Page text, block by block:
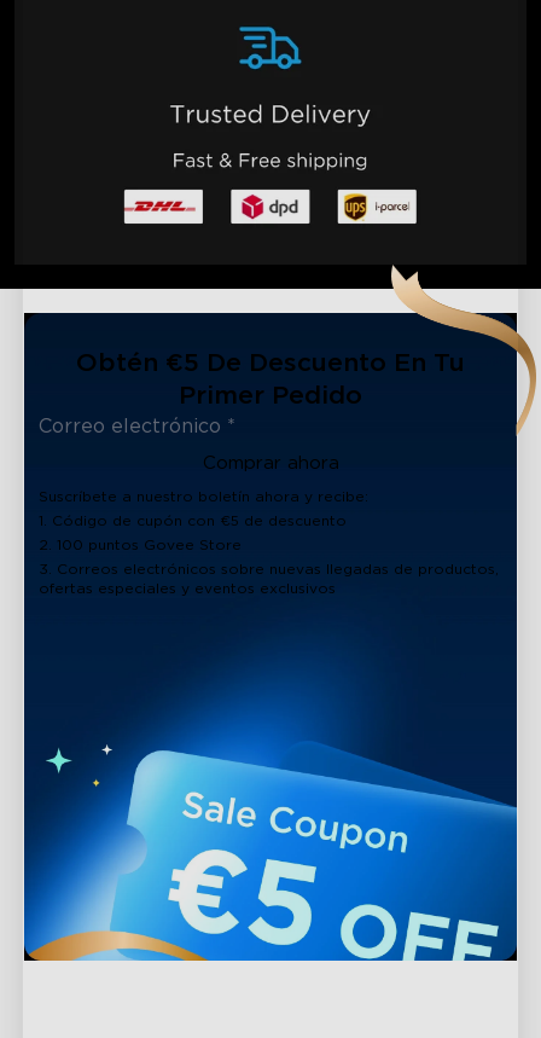
Obtén €5 De Descuento En Tu
Primer Pedido
Comprar ahora
Suscríbete a nuestro boletín ahora y recibe:
1. Código de cupón con €5 de descuento
2. 100 puntos Govee Store
3. Correos electrónicos sobre nuevas llegadas de productos,
ofertas especiales y eventos exclusivos